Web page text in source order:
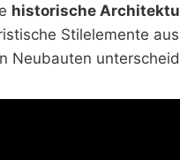
historische
Stilelemente
Neubauten